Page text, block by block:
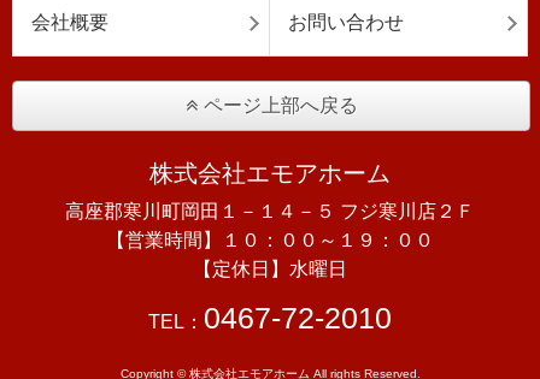
会社概要 お問い合わせ
ページ上部へ戻る
株式会社エモアホーム
高座郡寒川町岡田１－１４－５ フジ寒川店２Ｆ
【営業時間】１０：００～１９：００
【定休日】水曜日
TEL： 0467-72-2010
Copyright © 株式会社エモアホーム All rights Reserved.